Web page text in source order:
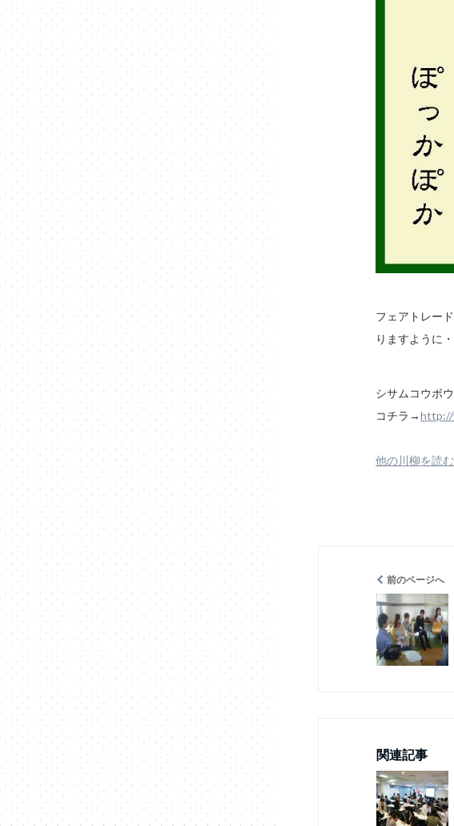
フェアトレー
りますように・
シサムコウボ
コチラ→http://
他の川柳を読む
前のページへ
関連記事